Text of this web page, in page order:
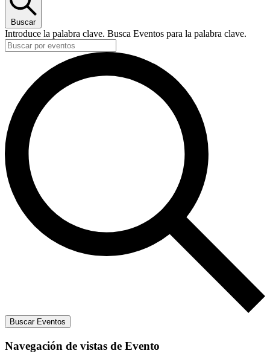
Buscar
Introduce la palabra clave. Busca Eventos para la palabra clave.
Buscar Eventos
Navegación de vistas de Evento